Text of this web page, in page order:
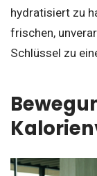
hydratisiert zu
frischen,
Schlüssel zu